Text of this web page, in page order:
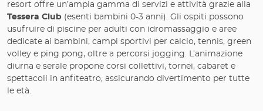
resort offre un’ampia gamma di servizi e attività grazie alla
Tessera Club (esenti bambini 0-3 anni). Gli ospiti possono
usufruire di piscine per adulti con idromassaggio e aree
dedicate ai bambini, campi sportivi per calcio, tennis, green
volley e ping pong, oltre a percorsi jogging. L’animazione
diurna e serale propone corsi collettivi, tornei, cabaret e
spettacoli in anfiteatro, assicurando divertimento per tutte
le età.